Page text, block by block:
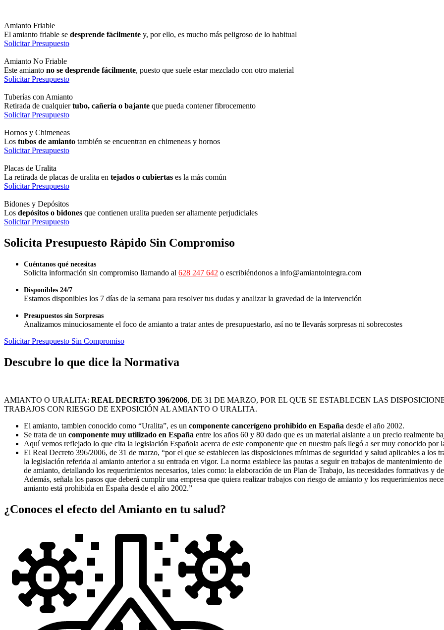
Amianto Friable
El amianto friable se desprende fácilmente y, por ello, es mucho más peligroso de lo habitual
Solicitar Presupuesto
Amianto No Friable
Este amianto no se desprende fácilmente, puesto que suele estar mezclado con otro material
Solicitar Presupuesto
Tuberías con Amianto
Retirada de cualquiertubo, cañería o bajante que pueda contener fibrocemento
Solicitar Presupuesto
Hornos y Chimeneas
Los tubos de amianto también se encuentran en chimeneas y hornos
Solicitar Presupuesto
Placas de Uralita
La retirada de placas de uralita en tejados o cubiertas es la más común
Solicitar Presupuesto
Bidones y Depósitos
Los depósitos o bidones que contienen uralita pueden ser altamente perjudiciales
Solicitar Presupuesto
Solicita Presupuesto Rápido Sin Compromiso
Cuéntanos qué necesitas
Solicita información sin compromiso llamando al 628 247 642 o escribiéndonos a info@amiantointegra.com
Disponibles 24/7
Estamos disponibles los 7 días de la semana para resolver tus dudas y analizar la gravedad de la intervención
Presupuestos sin Sorpresas
Analizamos minuciosamente el foco de amianto a tratar antes de presupuestarlo, así no te llevarás sorpresas ni sobrecostes
Solicitar Presupuesto Sin Compromiso
Descubre lo que dice la Normativa
AMIANTO O URALITA: REAL DECRETO 396/2006, DE 31 DE MARZO, POR EL QUE SE ESTABLECEN LAS
TRABAJOS CON RIESGO DE EXPOSICIÓN AL AMIANTO O URALITA.
El amianto, tambien conocido como “Uralita”, es un componente cancerígeno prohibido en España desde el año 2002.
Se trata de un componente muy utilizado en España entre los años 60 y 80 dado que es un material aislante a un precio realmente
Aquí vemos reflejado lo que cita la legislación Española acerca de este componente que en nuestro país llegó a ser muy conocido
El Real Decreto 396/2006, de 31 de marzo, “por el que se establecen las disposiciones mínimas de seguridad y salud aplicables a los
la legislación referida al amianto anterior a su entrada en vigor. La norma establece las pautas a seguir en trabajos de mantenimiento
de amianto, detallando los requerimientos necesarios, tales como: la elaboración de un Plan de Trabajo, las necesidades formativas y
Además, señala los pasos que deberá cumplir una empresa que quiera realizar trabajos con riesgo de amianto y los requerimientos
amianto está prohibida en España desde el año 2002.”
¿Conoces el efecto del Amianto en tu salud?